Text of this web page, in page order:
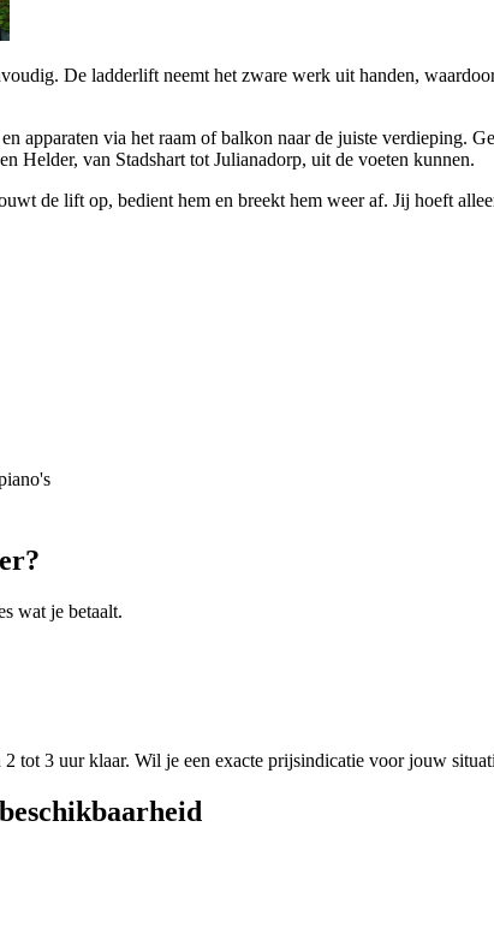
De ladderlift neemt het zware werk uit handen,
apparaten via het raam of balkon naar de juiste verdieping.
Helder, van Stadshart tot Julianadorp, uit de voeten kunnen.
de lift op, bedient hem en breekt hem weer af. Jij hoeft
wat je betaalt.
tot 3 uur klaar. Wil je een exacte prijsindicatie voor jouw